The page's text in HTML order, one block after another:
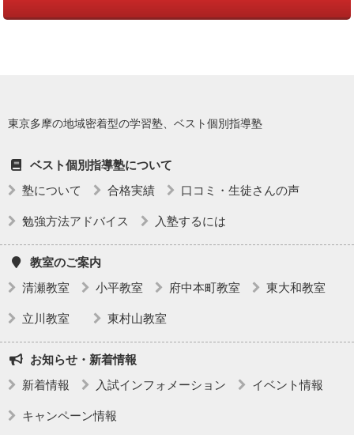
お申込みやご質問は、お電話またはホームページお問い合わせフ
体験授業のお申し込み
各教室のページはこちらから
東京多摩の地域密着型の学習塾、ベスト個別指導塾
ベスト個別指導塾について
塾について
合格実績 口コミ・生徒さんの声
勉強方法アドバイス 入塾するには
教室のご案内
清瀬教室
小平教室 府中本町教室 東大和教室
立川教室 東村山教室
お知らせ・新着情報
新着情報
入試インフォメーション イベント情報
キャンペーン情報